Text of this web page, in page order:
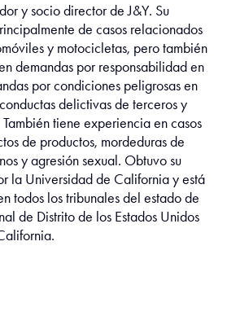
y socio director de J&Y. Su
de casos relacionados
y motocicletas, pero también
demandas por responsabilidad en
por condiciones peligrosas en
delictivas de terceros y
tiene experiencia en casos
de productos, mordeduras de
y agresión sexual. Obtuvo su
la Universidad de California y está
todos los tribunales del estado de
de Distrito de los Estados Unidos